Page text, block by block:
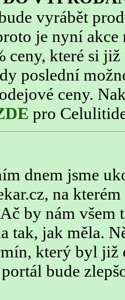
vyrábět
je nyní
ceny, které si již
poslední
ceny.
pro
dnem jsme
na
by nám všem
tak, jak měla.
který byl již
bude